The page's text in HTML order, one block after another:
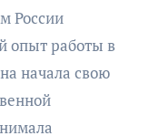
России
опыт работы в
начала свою